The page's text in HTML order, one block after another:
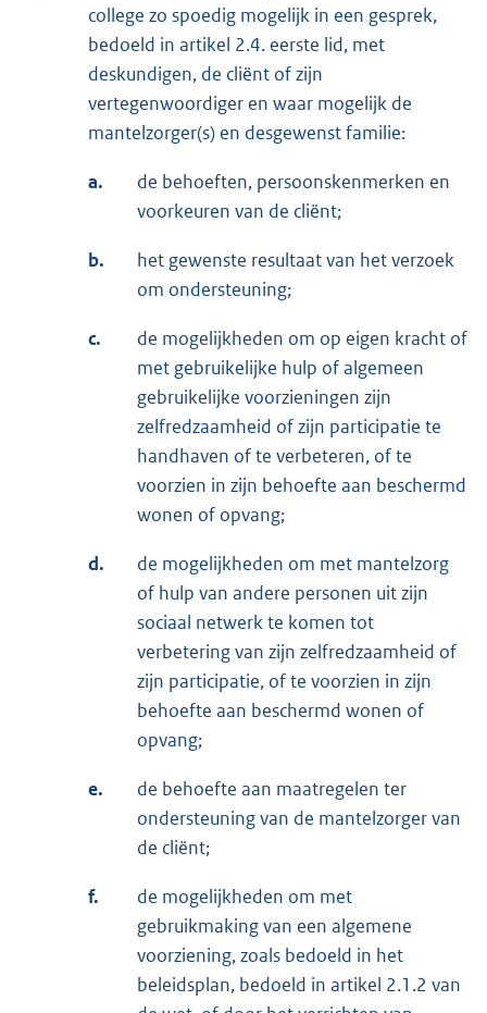
college zo spoedig mogelijk in een gesprek,
bedoeld in artikel 2.4. eerste lid, met
deskundigen, de cliënt of zijn
vertegenwoordiger en waar mogelijk de
mantelzorger(s) en desgewenst familie:
a.
de behoeften, persoonskenmerken en
voorkeuren van de cliënt;
b.
het gewenste resultaat van het verzoek
om ondersteuning;
c.
de mogelijkheden om op eigen kracht of
met gebruikelijke hulp of algemeen
gebruikelijke voorzieningen zijn
zelfredzaamheid of zijn participatie te
handhaven of te verbeteren, of te
voorzien in zijn behoefte aan beschermd
wonen of opvang;
d.
de mogelijkheden om met mantelzorg
of hulp van andere personen uit zijn
sociaal netwerk te komen tot
verbetering van zijn zelfredzaamheid of
zijn participatie, of te voorzien in zijn
behoefte aan beschermd wonen of
opvang;
e.
de behoefte aan maatregelen ter
ondersteuning van de mantelzorger van
de cliënt;
f.
de mogelijkheden om met
gebruikmaking van een algemene
voorziening, zoals bedoeld in het
beleidsplan, bedoeld in artikel 2.1.2 van